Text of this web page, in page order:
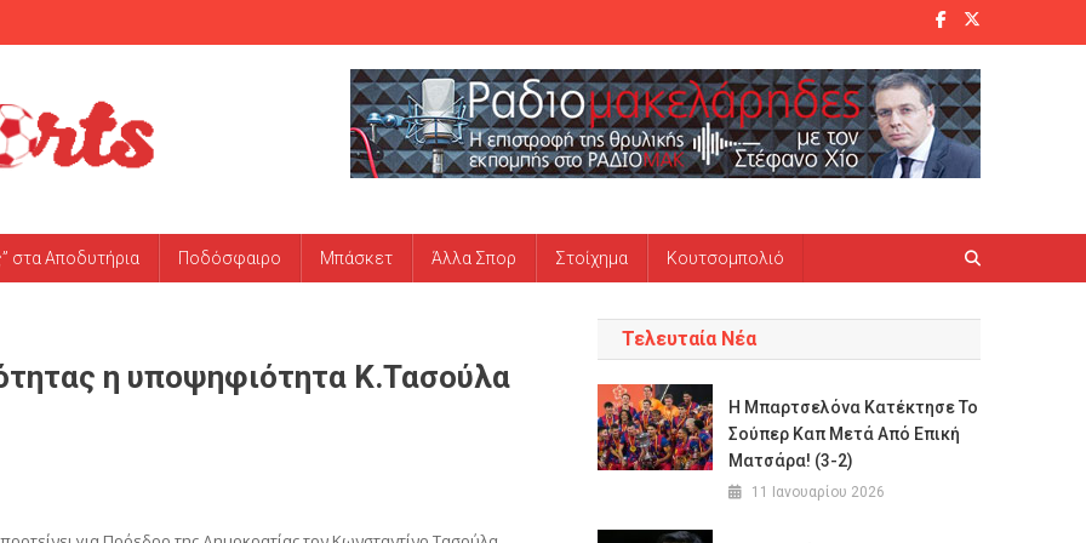
στα Αποδυτήρια Ποδόσφαιρο Μπάσκετ Άλλα Σπορ Στοίχημα Κουτσομπολιό
η υποψηφιότητα Κ.Τασούλα
Τελευταία Νέα
Η Μπαρτσελόνα Κατέκτησε Το
Σούπερ Καπ Μετά Από Επική
Ματσάρα! (3-2)
11 Ιανουαρίου 2026